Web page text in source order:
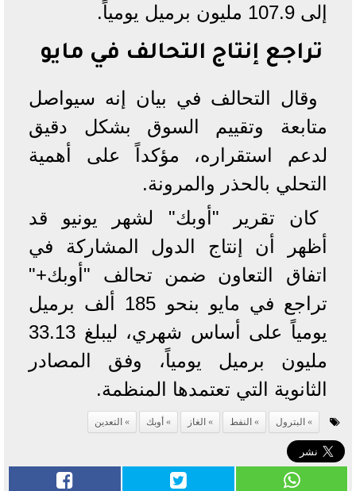
إلى 107.9 مليون برميل يومياً.
تراجع إنتاج التحالف في مايو
وقال التحالف في بيان إنه سيواصل
متابعة وتقييم السوق بشكل دقيق
لدعم استقراره، مؤكداً على أهمية
التحلي بالحذر والمرونة.
كان تقرير "أوبك" لشهر يونيو قد
أظهر أن إنتاج الدول المشاركة في
اتفاق التعاون ضمن تحالف "أوبك+"
تراجع في مايو بنحو 185 ألف برميل
يومياً على أساس شهري، ليبلغ 33.13
مليون برميل يومياً، وفق المصادر
الثانوية التي تعتمدها المنظمة.
البترول النفط الغاز أوبك التعدين